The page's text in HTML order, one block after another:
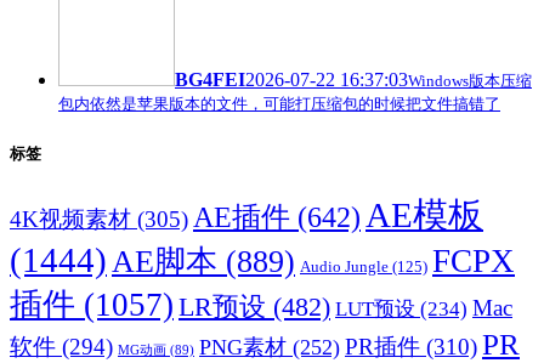
BG4FEI2026-07-22 16:37:03Windows版本压缩
包内依然是苹果版本的文件，可能打压缩包的时候把文件搞错了
标签
4K视频素材 (305) AE插件 (642) AE模板
(1444) AE脚本 (889) Audio Jungle (125) FCPX
插件 (1057) LR预设 (482) LUT预设 (234) Mac
软件 (294) MG动画 (89) PNG素材 (252) PR插件 (310)PR